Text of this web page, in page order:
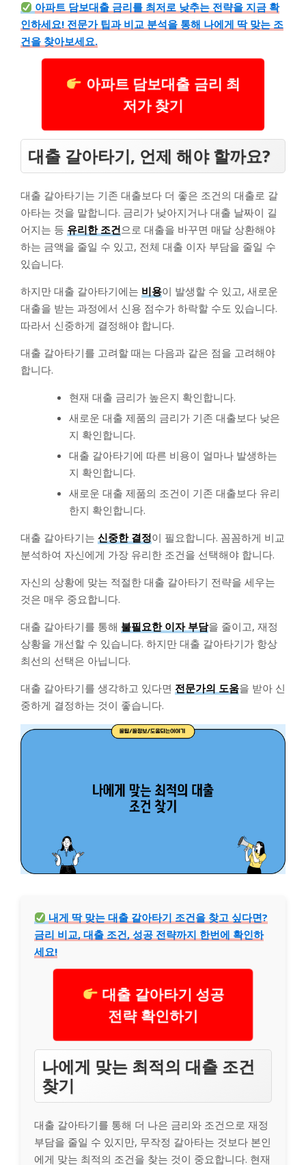
아파트 담보대출 금리를 최저로 낮추는 전략을 지금 확
인하세요! 전문가 팁과 비교 분석을 통해 나에게 딱 맞는 조
건을 찾아보세요.
아파트 담보대출 금리 최
저가 찾기
대출 갈아타기, 언제 해야 할까요?
대출 갈아타기는 기존 대출보다 더 좋은 조건의 대출로 갈
아타는 것을 말합니다. 금리가 낮아지거나 대출 날짜이 길
어지는 등 유리한 조건으로 대출을 바꾸면 매달 상환해야
하는 금액을 줄일 수 있고, 전체 대출 이자 부담을 줄일 수
있습니다.
하지만 대출 갈아타기에는 비용이 발생할 수 있고, 새로운
대출을 받는 과정에서 신용 점수가 하락할 수도 있습니다.
따라서 신중하게 결정해야 합니다.
대출 갈아타기를 고려할 때는 다음과 같은 점을 고려해야
합니다.
현재 대출 금리가 높은지 확인합니다.
새로운 대출 제품의 금리가 기존 대출보다 낮은
지 확인합니다.
대출 갈아타기에 따른 비용이 얼마나 발생하는
지 확인합니다.
새로운 대출 제품의 조건이 기존 대출보다 유리
한지 확인합니다.
대출 갈아타기는 신중한 결정이 필요합니다. 꼼꼼하게 비교
분석하여 자신에게 가장 유리한 조건을 선택해야 합니다.
자신의 상황에 맞는 적절한 대출 갈아타기 전략을 세우는
것은 매우 중요합니다.
대출 갈아타기를 통해 불필요한 이자 부담을 줄이고, 재정
상황을 개선할 수 있습니다. 하지만 대출 갈아타기가 항상
최선의 선택은 아닙니다.
대출 갈아타기를 생각하고 있다면 전문가의 도움을 받아 신
중하게 결정하는 것이 좋습니다.
내게 딱 맞는 대출 갈아타기 조건을 찾고 싶다면?
금리 비교, 대출 조건, 성공 전략까지 한번에 확인하
세요!
대출 갈아타기 성공
전략 확인하기
나에게 맞는 최적의 대출 조건
찾기
대출 갈아타기를 통해 더 나은 금리와 조건으로 재정
부담을 줄일 수 있지만, 무작정 갈아타는 것보다 본인
에게 맞는 최적의 조건을 찾는 것이 중요합니다. 현재